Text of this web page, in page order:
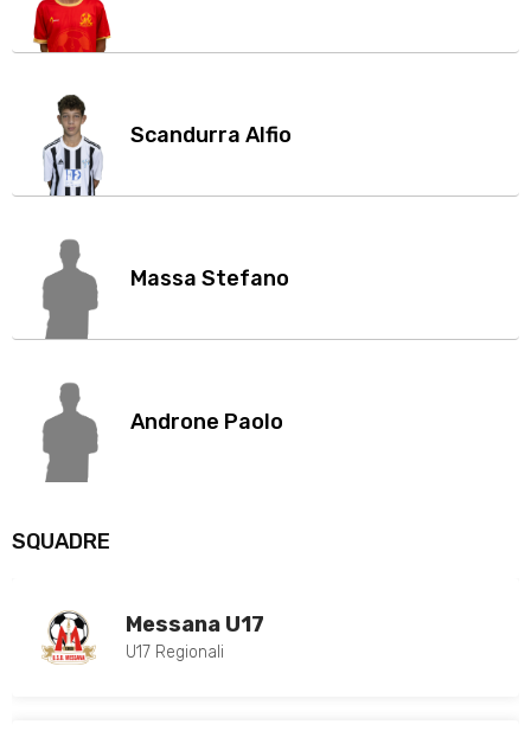
Scandurra Alfio
Massa Stefano
Androne Paolo
SQUADRE
Messana U17
U17 Regionali